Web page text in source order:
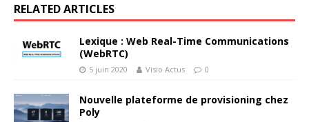
RELATED ARTICLES
Lexique : Web Real-Time Communications
(WebRTC)
5 juin 2020 Visio Actus 0
Nouvelle plateforme de provisioning chez
Poly